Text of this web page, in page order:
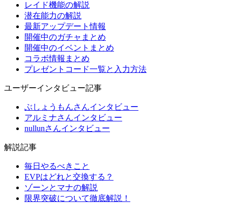
レイド機能の解説
潜在能力の解説
最新アップデート情報
開催中のガチャまとめ
開催中のイベントまとめ
コラボ情報まとめ
プレゼントコード一覧と入力方法
ユーザーインタビュー記事
ぶしょうもんさんインタビュー
アルミナさんインタビュー
nullunさんインタビュー
解説記事
毎日やるべきこと
EVPはどれと交換する？
ゾーンとマナの解説
限界突破について徹底解説！